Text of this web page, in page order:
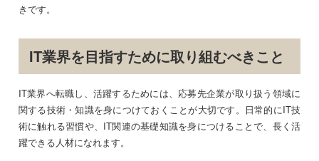
きです。
IT業界を目指すために取り組むべきこと
IT業界へ転職し、活躍するためには、応募先企業が取り扱う領域に
関する技術・知識を身につけておくことが大切です。日常的にIT技
術に触れる習慣や、IT関連の基礎知識を身につけることで、長く活
躍できる人材になれます。